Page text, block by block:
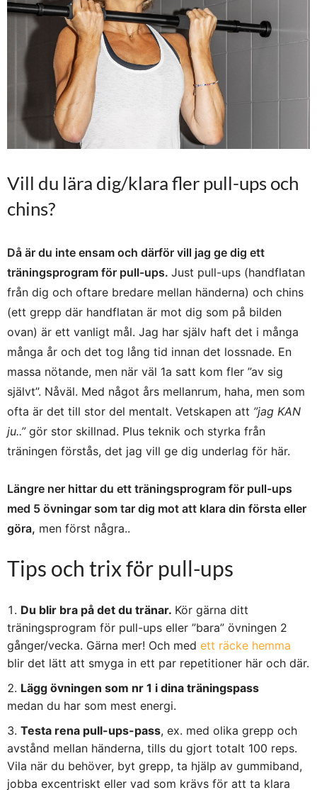
Vill du lära dig/klara fler pull-ups och
chins?
Då är du inte ensam och därför vill jag ge dig ett
träningsprogram för pull-ups. Just pull-ups (handflatan
från dig och oftare bredare mellan händerna) och chins
(ett grepp där handflatan är mot dig som på bilden
ovan) är ett vanligt mål. Jag har själv haft det i många
många år och det tog lång tid innan det lossnade. En
massa nötande, men när väl 1a satt kom fler ”av sig
självt”. Nåväl. Med något års mellanrum, haha, men som
ofta är det till stor del mentalt. Vetskapen att ”jag KAN
ju..” gör stor skillnad. Plus teknik och styrka från
träningen förstås, det jag vill ge dig underlag för här.
Längre ner hittar du ett träningsprogram för pull-ups
med 5 övningar som tar dig mot att klara din första eller
göra, men först några..
Tips och trix för pull-ups
Du blir bra på det du tränar. Kör gärna ditt
träningsprogram för pull-ups eller ”bara” övningen 2
gånger/vecka. Gärna mer! Och med ett räcke hemma
blir det lätt att smyga in ett par repetitioner här och där.
Lägg övningen som nr 1 i dina träningspass
medan du har som mest energi.
Testa rena pull-ups-pass, ex. med olika grepp och
avstånd mellan händerna, tills du gjort totalt 100 reps.
Vila när du behöver, byt grepp, ta hjälp av gummiband,
jobba excentriskt eller vad som krävs för att ta klara